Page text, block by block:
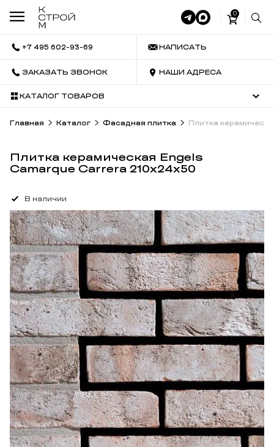
0
+7 495 602-93-69 НАПИСАТЬ
ЗАКАЗАТЬ ЗВОНОК НАШИ АДРЕСА
КАТАЛОГ ТОВАРОВ
Главная Каталог Фасадная плитка Плитка
Плитка керамическая Engels
Camarque Carrera 210x24x50
В наличии